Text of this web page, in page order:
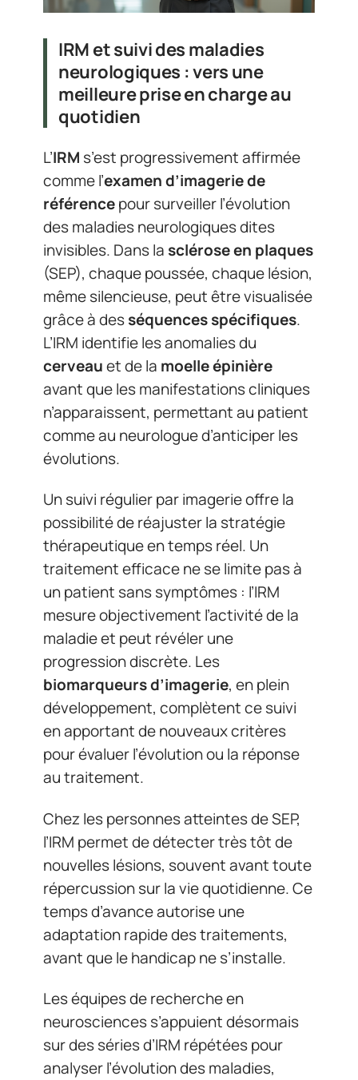
IRM et suivi des maladies
neurologiques : vers une
meilleure prise en charge au
quotidien
L’IRM s’est progressivement affirmée
comme l’examen d’imagerie de
référencepour surveiller l’évolution
des maladies neurologiques dites
invisibles. Dans la sclérose en plaques
(SEP), chaque poussée, chaque lésion,
même silencieuse, peut être visualisée
grâce à desséquences spécifiques.
L’IRM identifie les anomalies du
cerveauet de la moelle épinière
avant que les manifestations cliniques
n’apparaissent, permettant au patient
comme au neurologue d’anticiper les
évolutions.
Un suivi régulier par imagerie offre la
possibilité de réajuster la stratégie
thérapeutique en temps réel. Un
traitement efficace ne se limite pas à
un patient sans symptômes : l’IRM
mesure objectivement l’activité de la
maladie et peut révéler une
progression discrète. Les
biomarqueurs d’imagerie, en plein
développement, complètent ce suivi
en apportant de nouveaux critères
pour évaluer l’évolution ou la réponse
au traitement.
Chez les personnes atteintes de SEP,
l’IRM permet de détecter très tôt de
nouvelles lésions, souvent avant toute
répercussion sur la vie quotidienne. Ce
temps d’avance autorise une
adaptation rapide des traitements,
avant que le handicap ne s’installe.
Les équipes de recherche en
neurosciences s’appuient désormais
sur des séries d’IRM répétées pour
analyser l’évolution des maladies,